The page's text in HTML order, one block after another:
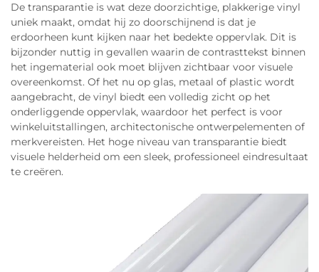
De transparantie is wat deze doorzichtige, plakkerige vinyl
uniek maakt, omdat hij zo doorschijnend is dat je
erdoorheen kunt kijken naar het bedekte oppervlak. Dit is
bijzonder nuttig in gevallen waarin de contrasttekst binnen
het ingematerial ook moet blijven zichtbaar voor visuele
overeenkomst. Of het nu op glas, metaal of plastic wordt
aangebracht, de vinyl biedt een volledig zicht op het
onderliggende oppervlak, waardoor het perfect is voor
winkeluitstallingen, architectonische ontwerpelementen of
merkvereisten. Het hoge niveau van transparantie biedt
visuele helderheid om een sleek, professioneel eindresultaat
te creëren.